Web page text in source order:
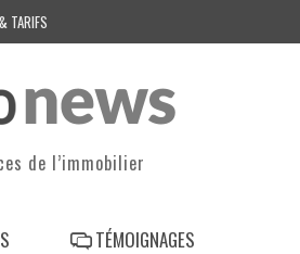
TARIFS
de l’immobilier
TÉMOIGNAGES